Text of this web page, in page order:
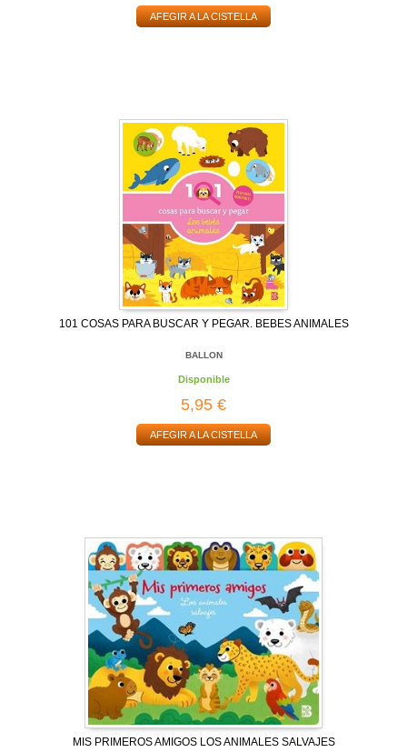
AFEGIR A LA CISTELLA
101 COSAS PARA BUSCAR Y PEGAR. BEBES ANIMALES
BALLON
Disponible
5,95 €
AFEGIR A LA CISTELLA
MIS PRIMEROS AMIGOS LOS ANIMALES SALVAJES